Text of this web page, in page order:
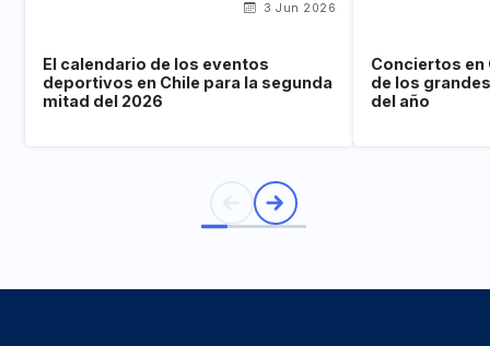
3 Jun 2026
El calendario de los eventos
deportivos en Chile para la segunda
mitad del 2026
Conciertos en
de los
del año